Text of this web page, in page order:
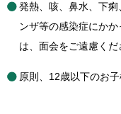
発熱、咳、鼻水、下
ンザ等の感染症にか
は、面会をご遠慮くだ
原則、12歳以下のお